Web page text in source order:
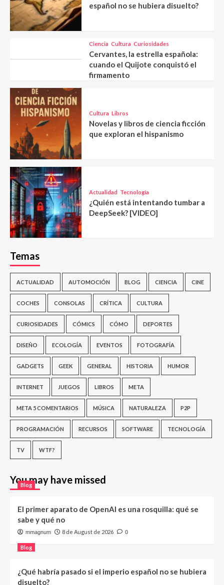
español no se hubiera disuelto?
Ciencia Cultura Curiosidades
Cervantes, la estrella española:
cuando el Quijote conquistó el
firmamento
Cultura Libros
Novelas y libros de ciencia ficción
que exploran el hispanismo
Actualidad Tecnología
¿Quién está intentando tumbar a
DeepSeek? [VIDEO]
Temas
ACTUALIDAD AUTOMOCIÓN BLOG CIENCIA CINE
COCHES CONSOLAS CRÍTICA CULTURA
CURIOSIDADES CÓMICS CÓMO DEPORTES
DISEÑO ECOLOGÍA EVENTOS FOTOGRAFÍA
GADGETS GEEK GENERAL HISTORIA HUMOR
INTERNET JUEGOS LIBROS META
META 5 COMENTARIOS MÚSICA NATURALEZA P2P
PROGRAMACIÓN RECURSOS SOFTWARE TECNOLOGÍA
TV WTF?
You may have missed
Blog
El primer aparato de OpenAI es una rosquilla: qué se
sabe y qué no
mmagnum 8 de August de 2026 0
Blog
¿Qué habría pasado si el imperio español no se hubiera
disuelto?